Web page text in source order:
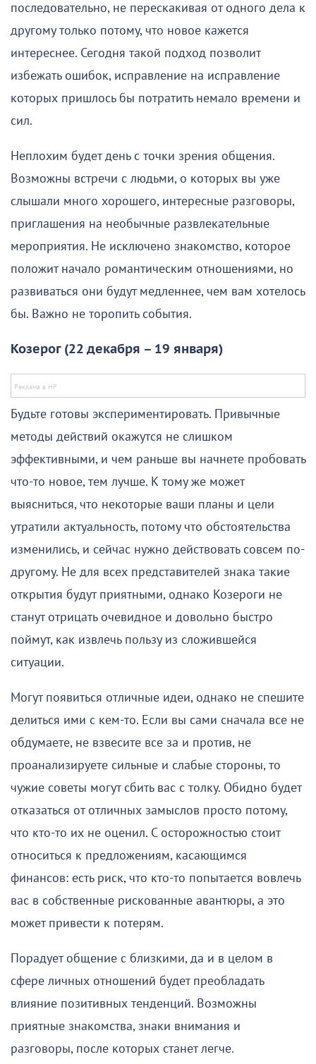
последовательно, не перескакивая от одного дела к
другому только потому, что новое кажется
интереснее. Сегодня такой подход позволит
избежать ошибок, исправление на исправление
которых пришлось бы потратить немало времени и
сил.
Неплохим будет день с точки зрения общения.
Возможны встречи с людьми, о которых вы уже
слышали много хорошего, интересные разговоры,
приглашения на необычные развлекательные
мероприятия. Не исключено знакомство, которое
положит начало романтическим отношениями, но
развиваться они будут медленнее, чем вам хотелось
бы. Важно не торопить события.
Козерог (22 декабря – 19 января)
Будьте готовы экспериментировать. Привычные
методы действий окажутся не слишком
эффективными, и чем раньше вы начнете пробовать
что-то новое, тем лучше. К тому же может
выясниться, что некоторые ваши планы и цели
утратили актуальность, потому что обстоятельства
изменились, и сейчас нужно действовать совсем по-
другому. Не для всех представителей знака такие
открытия будут приятными, однако Козероги не
станут отрицать очевидное и довольно быстро
поймут, как извлечь пользу из сложившейся
ситуации.
Могут появиться отличные идеи, однако не спешите
делиться ими с кем-то. Если вы сами сначала все не
обдумаете, не взвесите все за и против, не
проанализируете сильные и слабые стороны, то
чужие советы могут сбить вас с толку. Обидно будет
отказаться от отличных замыслов просто потому,
что кто-то их не оценил. С осторожностью стоит
относиться к предложениям, касающимся
финансов: есть риск, что кто-то попытается вовлечь
вас в собственные рискованные авантюры, а это
может привести к потерям.
Порадует общение с близкими, да и в целом в
сфере личных отношений будет преобладать
влияние позитивных тенденций. Возможны
приятные знакомства, знаки внимания и
разговоры, после которых станет легче.